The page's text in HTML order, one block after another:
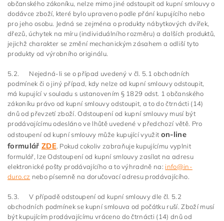
občanského zákoníku, nelze mimo jiné odstoupit od kupní smlouvy o
dodávce zboží, které bylo upraveno podle přání kupujícího nebo
pro jeho osobu. Jedná se zejména o produkty nábytkových dvířek,
dřezů, úchytek na míru (individuálního rozměru) a dalších produktů,
jejichž charakter se změní mechanickým zásahem a odliší tyto
produkty od výrobního originálu.
5.2. Nejedná-li se o případ uvedený v čl. 5.1 obchodních
podmínek či o jiný případ, kdy nelze od kupní smlouvy odstoupit,
má kupující v souladu s ustanovením § 1829 odst. 1 občanského
zákoníku právo od kupní smlouvy odstoupit, a to do čtrnácti (14)
dnů od převzetí zboží. Odstoupení od kupní smlouvy musí být
prodávajícímu odesláno ve lhůtě uvedené v předchozí větě. Pro
odstoupení od kupní smlouvy může kupující využit on-line
formulář ZDE. Pokud cokoliv zabraňuje kupujícímu vyplnit
formulář, lze Odstoupení od kupní smlouvy zasílat na adresu
elektronické pošty prodávajícího a to výhradně na: info@in-
duro.cz nebo písemně na doručovací adresu prodávajícího.
5.3. V případě odstoupení od kupní smlouvy dle čl. 5.2
obchodních podmínek se kupní smlouva od počátku ruší. Zboží musí
být kupujícím prodávajícímu vráceno do čtrnácti (14) dnů od